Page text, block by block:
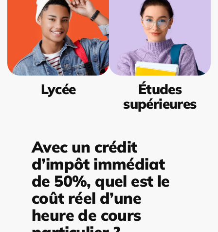
Lycée
Études
supérieures
Avec un crédit
d’impôt immédiat
de 50%, quel est le
coût réel d’une
heure de cours